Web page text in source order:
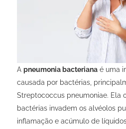
A pneumonia bacterianaé uma
causada por bactérias,
Streptococcus pneumoniae. Ela
bactérias invadem os alvéolos
inflamação e acúmulo de